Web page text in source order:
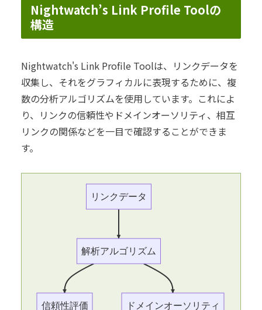
Nightwatch’s Link Profile Toolの
構造
Nightwatch's Link Profile Toolは、リンクデータを
収集し、それをグラフィカルに表現するために、複
数の分析アルゴリズムを使用しています。これによ
り、リンクの信頼性やドメインオーソリティ、相互
リンクの関係などを一目で確認することができま
す。
リンクデータ
解析アルゴリズム
信頼性評価 ドメインオーソリティ